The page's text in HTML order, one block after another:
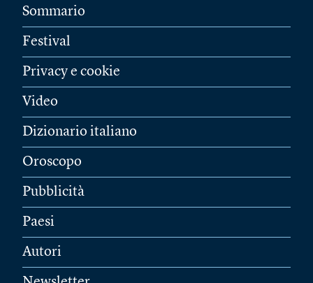
Sommario
Festival
Privacy e cookie
Video
Dizionario italiano
Oroscopo
Pubblicità
Paesi
Autori